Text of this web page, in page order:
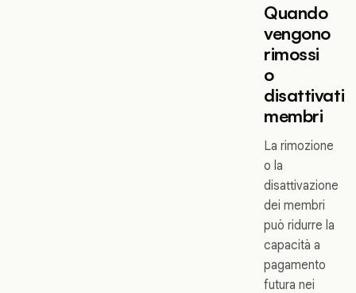
Quando
vengono
rimossi
o
disattivati
membri
La rimozione
o la
disattivazione
dei membri
può ridurre la
capacità a
pagamento
futura nei